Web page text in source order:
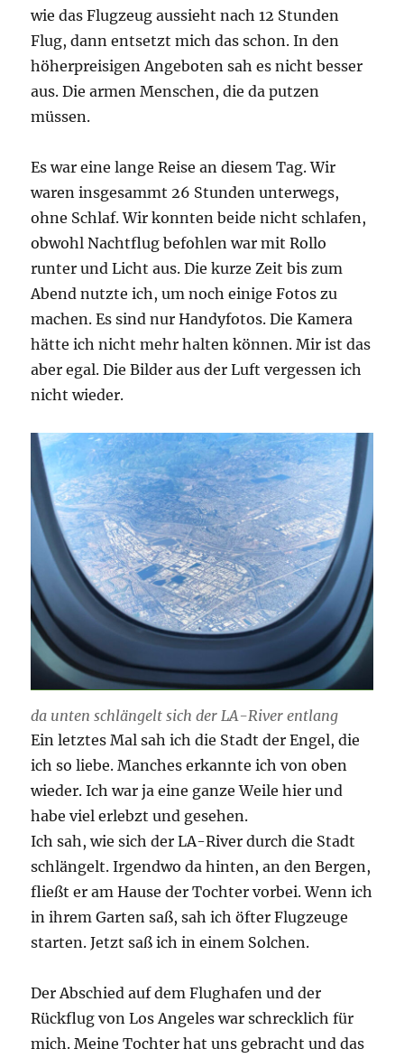
wie das Flugzeug aussieht nach 12 Stunden
Flug, dann entsetzt mich das schon. In den
höherpreisigen Angeboten sah es nicht besser
aus. Die armen Menschen, die da putzen
müssen.
Es war eine lange Reise an diesem Tag. Wir
waren insgesammt 26 Stunden unterwegs,
ohne Schlaf. Wir konnten beide nicht schlafen,
obwohl Nachtflug befohlen war mit Rollo
runter und Licht aus. Die kurze Zeit bis zum
Abend nutzte ich, um noch einige Fotos zu
machen. Es sind nur Handyfotos. Die Kamera
hätte ich nicht mehr halten können. Mir ist das
aber egal. Die Bilder aus der Luft vergessen ich
nicht wieder.
da unten schlängelt sich der LA-River entlang
Ein letztes Mal sah ich die Stadt der Engel, die
ich so liebe. Manches erkannte ich von oben
wieder. Ich war ja eine ganze Weile hier und
habe viel erlebzt und gesehen.
Ich sah, wie sich der LA-River durch die Stadt
schlängelt. Irgendwo da hinten, an den Bergen,
fließt er am Hause der Tochter vorbei. Wenn ich
in ihrem Garten saß, sah ich öfter Flugzeuge
starten. Jetzt saß ich in einem Solchen.
Der Abschied auf dem Flughafen und der
Rückflug von Los Angeles war schrecklich für
mich. Meine Tochter hat uns gebracht und das